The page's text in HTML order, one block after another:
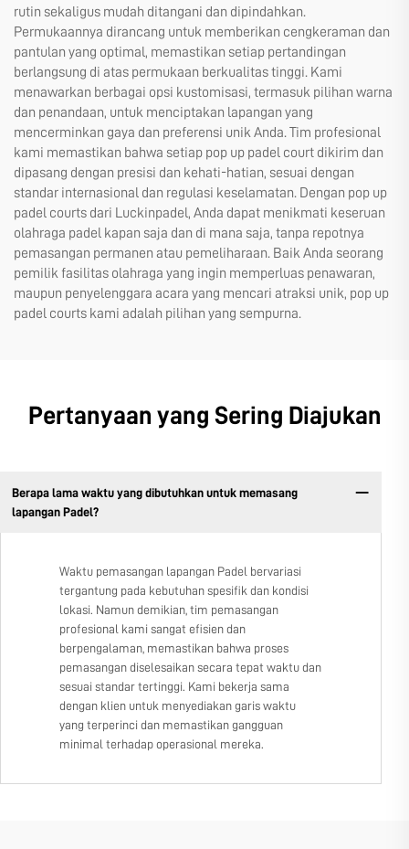
rutin sekaligus mudah ditangani dan dipindahkan.
Permukaannya dirancang untuk memberikan cengkeraman dan
pantulan yang optimal, memastikan setiap pertandingan
berlangsung di atas permukaan berkualitas tinggi. Kami
menawarkan berbagai opsi kustomisasi, termasuk pilihan warna
dan penandaan, untuk menciptakan lapangan yang
mencerminkan gaya dan preferensi unik Anda. Tim profesional
kami memastikan bahwa setiap pop up padel court dikirim dan
dipasang dengan presisi dan kehati-hatian, sesuai dengan
standar internasional dan regulasi keselamatan. Dengan pop up
padel courts dari Luckinpadel, Anda dapat menikmati keseruan
olahraga padel kapan saja dan di mana saja, tanpa repotnya
pemasangan permanen atau pemeliharaan. Baik Anda seorang
pemilik fasilitas olahraga yang ingin memperluas penawaran,
maupun penyelenggara acara yang mencari atraksi unik, pop up
padel courts kami adalah pilihan yang sempurna.
Pertanyaan yang Sering Diajukan
Berapa lama waktu yang dibutuhkan untuk memasang
lapangan Padel?
Waktu pemasangan lapangan Padel bervariasi
tergantung pada kebutuhan spesifik dan kondisi
lokasi. Namun demikian, tim pemasangan
profesional kami sangat efisien dan
berpengalaman, memastikan bahwa proses
pemasangan diselesaikan secara tepat waktu dan
sesuai standar tertinggi. Kami bekerja sama
dengan klien untuk menyediakan garis waktu
yang terperinci dan memastikan gangguan
minimal terhadap operasional mereka.